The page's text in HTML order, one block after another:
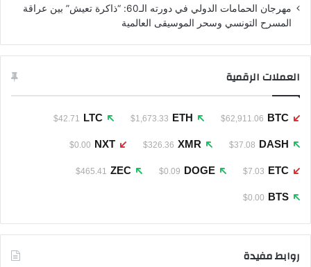
مهرجان الحمامات الدولي في دورته الـ60: “ذاكرة تعيش” بين عراقة
المسرح التونسي وسحر الموسيقى العالمية
العملات الرقمية
BTC
$62,911.06
ETH
$1,673.33
LTC
$42.71
DASH
$37.08
XMR
$326.36
NXT
$0.00
ETC
$7.03
DOGE
$0.09
ZEC
$465.41
BTS
$0.00
روابط مفيدة